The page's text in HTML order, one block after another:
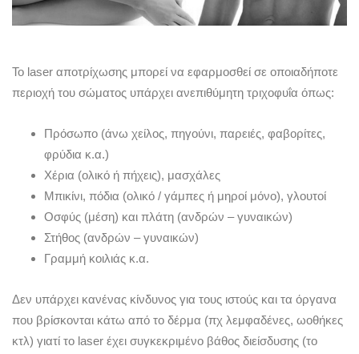
Το laser αποτρίχωσης μπορεί να εφαρμοσθεί σε οποιαδήποτε
περιοχή του σώματος υπάρχει ανεπιθύμητη τριχοφυΐα όπως:
Πρόσωπο (άνω χείλος, πηγούνι, παρειές, φαβορίτες,
φρύδια κ.α.)
Χέρια (ολικό ή πήχεις), μασχάλες
Μπικίνι, πόδια (ολικό / γάμπες ή μηροί μόνο), γλουτοί
Οσφύς (μέση) και πλάτη (ανδρών – γυναικών)
Στήθος (ανδρών – γυναικών)
Γραμμή κοιλιάς κ.α.
Δεν υπάρχει κανένας κίνδυνος για τους ιστούς και τα όργανα
που βρίσκονται κάτω από το δέρμα (πχ λεμφαδένες, ωοθήκες
κτλ) γιατί το laser έχει συγκεκριμένο βάθος διείσδυσης (το